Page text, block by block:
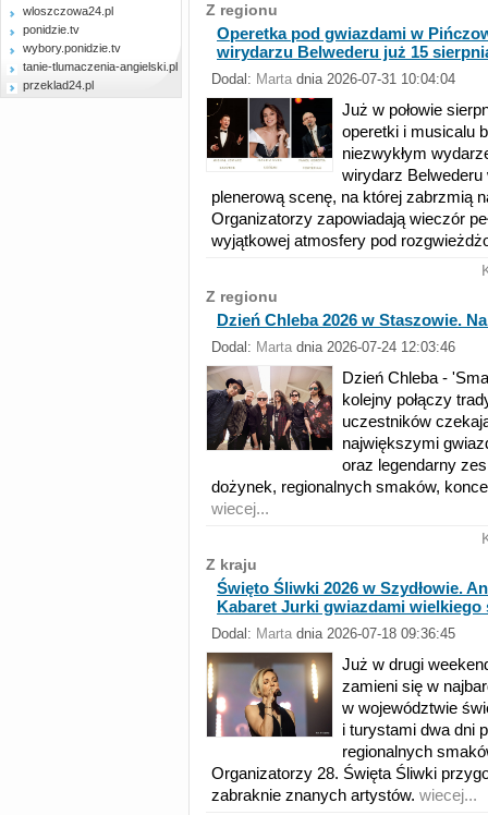
wloszczowa24.pl
ponidzie.tv
wybory.ponidzie.tv
tanie-tlumaczenia-angielski.pl
przeklad24.pl
Z regionu
Operetka pod gwiazdami w
wirydarzu Belwederu już 15
Dodal: Marta dnia 2026-07-31 10:04:04
Już w połowie
operetki i musicalu
niezwykłym
wirydarz
plenerową scenę, na której zabrzmią
Organizatorzy zapowiadają wieczór
wyjątkowej atmosfery pod
Z regionu
Dzień Chleba 2026 w Staszowie.
Dodal: Marta dnia 2026-07-24 12:03:46
Dzień Chleba -
kolejny połączy
uczestników
największymi
oraz legendarny
dożynek, regionalnych smaków,
wiecej...
Z kraju
Święto Śliwki 2026 w Szydłowie.
Kabaret Jurki gwiazdami wielkiego
Dodal: Marta dnia 2026-07-18 09:36:45
Już w drugi
zamieni się w
w województwie
i turystami dwa dni
regionalnych
Organizatorzy 28. Święta Śliwki
zabraknie znanych artystów. wiecej...